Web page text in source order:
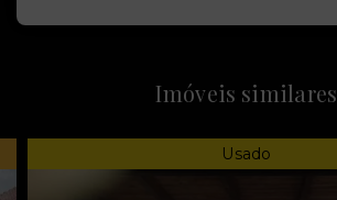
Imóveis similares
Usado